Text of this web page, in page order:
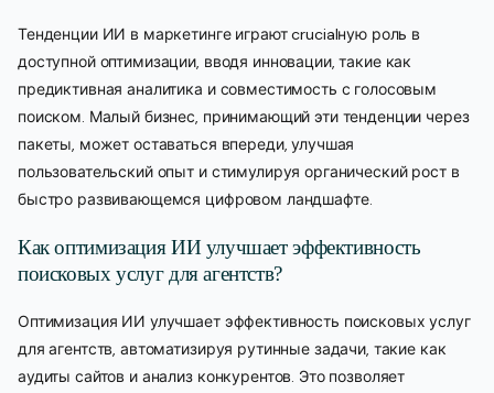
Тенденции ИИ в маркетинге играют crucialную роль в
доступной оптимизации, вводя инновации, такие как
предиктивная аналитика и совместимость с голосовым
поиском. Малый бизнес, принимающий эти тенденции через
пакеты, может оставаться впереди, улучшая
пользовательский опыт и стимулируя органический рост в
быстро развивающемся цифровом ландшафте.
Как оптимизация ИИ улучшает эффективность
поисковых услуг для агентств?
Оптимизация ИИ улучшает эффективность поисковых услуг
для агентств, автоматизируя рутинные задачи, такие как
аудиты сайтов и анализ конкурентов. Это позволяет